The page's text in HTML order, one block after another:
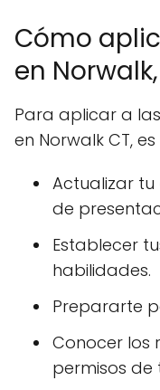
Cómo
en Norwalk,
Para aplicar a
en Norwalk CT,
Actualizar tu
de
Establecer
habilidades.
Prepararte
Conocer los
permisos de